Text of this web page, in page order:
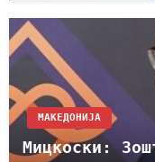
МАКЕДОНИЈА
Мицкоски: